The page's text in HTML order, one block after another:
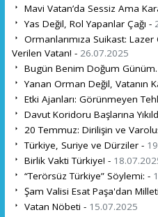
Mavi Vatan’da Sessiz Ama
Yas Değil, Rol Yapanlar Çağı -
Ormanlarımıza Suikast:
Verilen Vatan! - 26.07.2025
Bugün Benim Doğum
Yanan Orman Değil, Vatanın
Etki Ajanları: Görünmeyen
Davut Koridoru Başlarına
20 Temmuz: Dirilişin ve
Türkiye, Suriye ve Dürziler -
Birlik Vakti Türkiye! -
“Terörsüz Türkiye” Söylemi: -
Şam Valisi Esat Paşa'dan
Vatan Nöbeti - 15.07.2025